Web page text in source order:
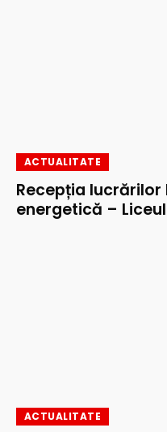
ACTUALITATE
Recepția lucrărilor
energetică –
ACTUALITATE